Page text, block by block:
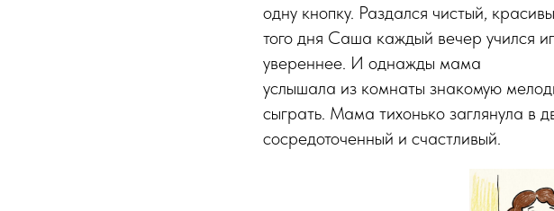
одну кнопку. Раздался чистый,
того дня Саша каждый вечер учился
увереннее. И однажды мама
услышала из комнаты знакомую
сыграть. Мама тихонько заглянула в
сосредоточенный и счастливый.